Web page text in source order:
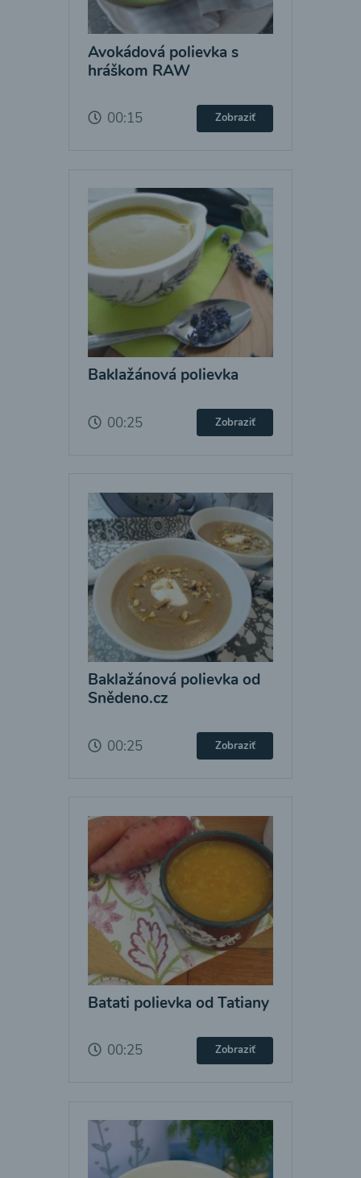
Avokádová polievka s
hráškom RAW
00:15 Zobraziť
Baklažánová polievka
00:25 Zobraziť
Baklažánová polievka od
Snědeno.cz
00:25 Zobraziť
Batati polievka od Tatiany
00:25 Zobraziť